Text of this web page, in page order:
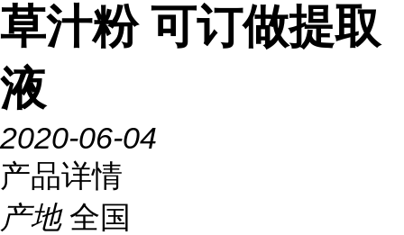
草汁粉 可订做提取
液
2020-06-04
产品详情
产地 全国